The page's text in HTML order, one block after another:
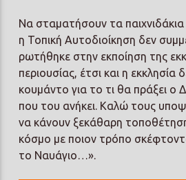
Να σταματήσουν τα
η Τοπική Αυτοδιοίκηση δεν
ρωτήθηκε στην εκποίηση της
περιουσίας, έτσι και η εκκλησία
κουμάντο για το τι θα πράξει ο
που του ανήκει. Καλώ τους
να κάνουν ξεκάθαρη
κόσμο με ποιον τρόπο
το Ναυάγιο…».